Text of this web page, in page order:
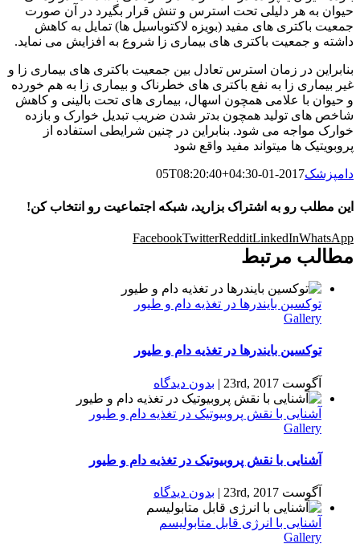
حیوان به هر دلیلی تحت استرس و تنش قرار بگیرد در آن صورت
جمعیت باکتری های مفید (بویزه لاکتوباسیل ها) تمایل به کاهش
داشته و جمعیت باکتری های بیماری زا شروع به افزایش می نماید.
بنابراین در زمان استرس تعادل بین جمعیت باکتری های بیماری زا و
غیر بیماری زا به نفع باکتری های خطرناک و بیماری زا به هم خورده
و حیوان با علامی همچون اسهال، بیماری های تحت بالینی و کاهش
شاخص های تولید همچون بدتر شدن ضریب تبدیل خوارک و بازده
خوارک مواجه می شود. بنابراین در چنین شرایطی استفاده از
پروبویتیک ها میتواند مفید واقع شود
دامپزشک2017-01-05T08:20:40+04:30
این مطلب رو به اشتراک بزارید، شبکه اجتماعیت رو انتخاب کن!
FacebookTwitterRedditLinkedInWhatsApp
مطالب مرتبط
توکسین بایندرها در تغذیه دام و طیور
Gallery
توکسین بایندرها در تغذیه دام و طیور
آگوست 23rd, 2017 | بدون ديدگاه
آشنایی با نقش پروبیوتیک‌ در تغذیه دام و طیور
Gallery
آشنایی با نقش پروبیوتیک‌ در تغذیه دام و طیور
آگوست 23rd, 2017 | بدون ديدگاه
آشنایی با انرژی قابل متابولیسم
Gallery